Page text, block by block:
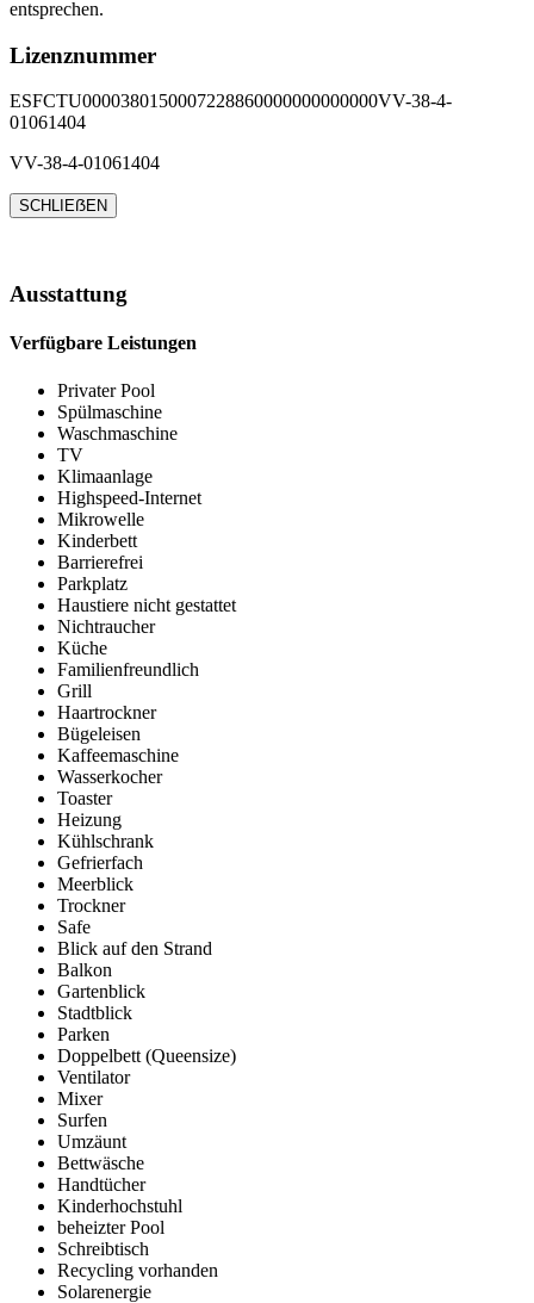
entsprechen.
Lizenznummer
ESFCTU0000380150007228860000000000000VV-38-4-
01061404
VV-38-4-01061404
SCHLIEẞEN
Ausstattung
Verfügbare Leistungen
Privater Pool
Spülmaschine
Waschmaschine
TV
Klimaanlage
Highspeed-Internet
Mikrowelle
Kinderbett
Barrierefrei
Parkplatz
Haustiere nicht gestattet
Nichtraucher
Küche
Familienfreundlich
Grill
Haartrockner
Bügeleisen
Kaffeemaschine
Wasserkocher
Toaster
Heizung
Kühlschrank
Gefrierfach
Meerblick
Trockner
Safe
Blick auf den Strand
Balkon
Gartenblick
Stadtblick
Parken
Doppelbett (Queensize)
Ventilator
Mixer
Surfen
Umzäunt
Bettwäsche
Handtücher
Kinderhochstuhl
beheizter Pool
Schreibtisch
Recycling vorhanden
Solarenergie